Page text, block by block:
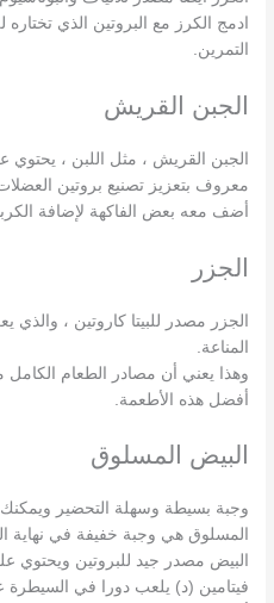
ادمج الكرز مع البروتين الذي
التمرين.
الجبن القريش
الجبن القريش ، مثل اللبن ،
معروف بتعزيز تصنيع بروتين
أضف معه بعض الفاكهة لإضافة
الجزر
الجزر مصدر للبيتا كاروتين ،
المناعة.
وهذا يعني أن مصادر الطعام الكامل
أفضل هذه الأطعمة.
البيض المسلوق
وجبة بسيطة وسهلة التحضير ويمكنك
المسلوق هي وجبة خفيفة في نهاية
البيض مصدر جيد للبروتين ويحتوي
فيتامين (د) يلعب دورا في السيطرة